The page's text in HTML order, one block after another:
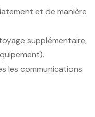
et de manière
supplémentaire,
les communications